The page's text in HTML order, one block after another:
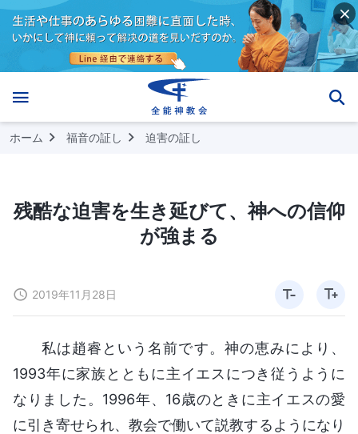
ホーム 福音の証し 迫害の証し
残酷な迫害を生き延びて、神への信仰
が強まる
2019年11月28日
私は趙睿という名前です。神の恵みにより、
1993年に家族とともに主イエスにつき従うように
なりました。1996年、16歳のときに主イエスの愛
に引き寄せられ、教会で働いて説教するようになり